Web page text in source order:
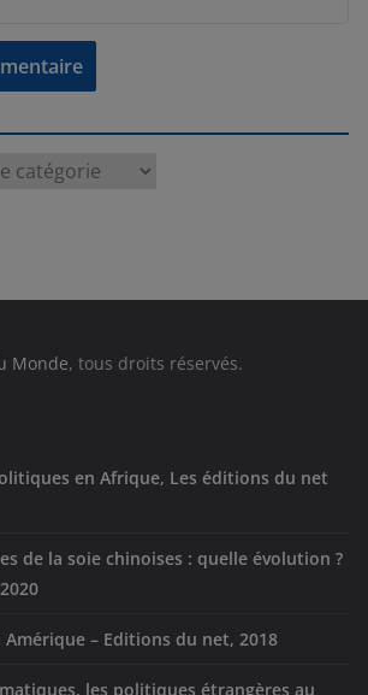
Monde, tous droits réservés.
en Afrique, Les éditions du net
de la soie chinoises : quelle évolution ?
Amérique – Editions du net, 2018
les politiques étrangères au